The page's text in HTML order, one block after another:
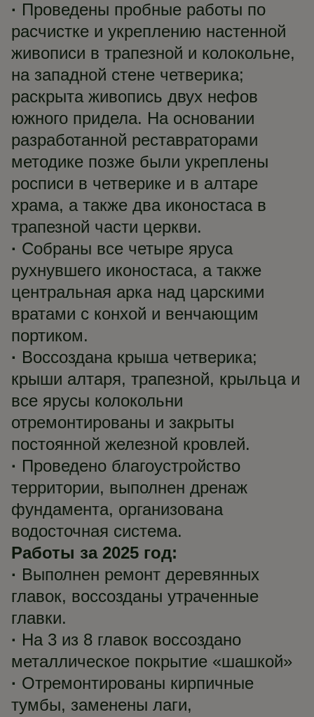
· Проведены пробные работы по
расчистке и укреплению настенной
живописи в трапезной и колокольне,
на западной стене четверика;
раскрыта живопись двух нефов
южного придела. На основании
разработанной реставраторами
методике позже были укреплены
росписи в четверике и в алтаре
храма, а также два иконостаса в
трапезной части церкви.
· Собраны все четыре яруса
рухнувшего иконостаса, а также
центральная арка над царскими
вратами с конхой и венчающим
портиком.
· Воссоздана крыша четверика;
крыши алтаря, трапезной, крыльца и
все ярусы колокольни
отремонтированы и закрыты
постоянной железной кровлей.
· Проведено благоустройство
территории, выполнен дренаж
фундамента, организована
водосточная система.
Работы за 2025 год:
· Выполнен ремонт деревянных
главок, воссозданы утраченные
главки.
· На 3 из 8 главок воссоздано
металлическое покрытие «шашкой»
· Отремонтированы кирпичные
тумбы, заменены лаги,